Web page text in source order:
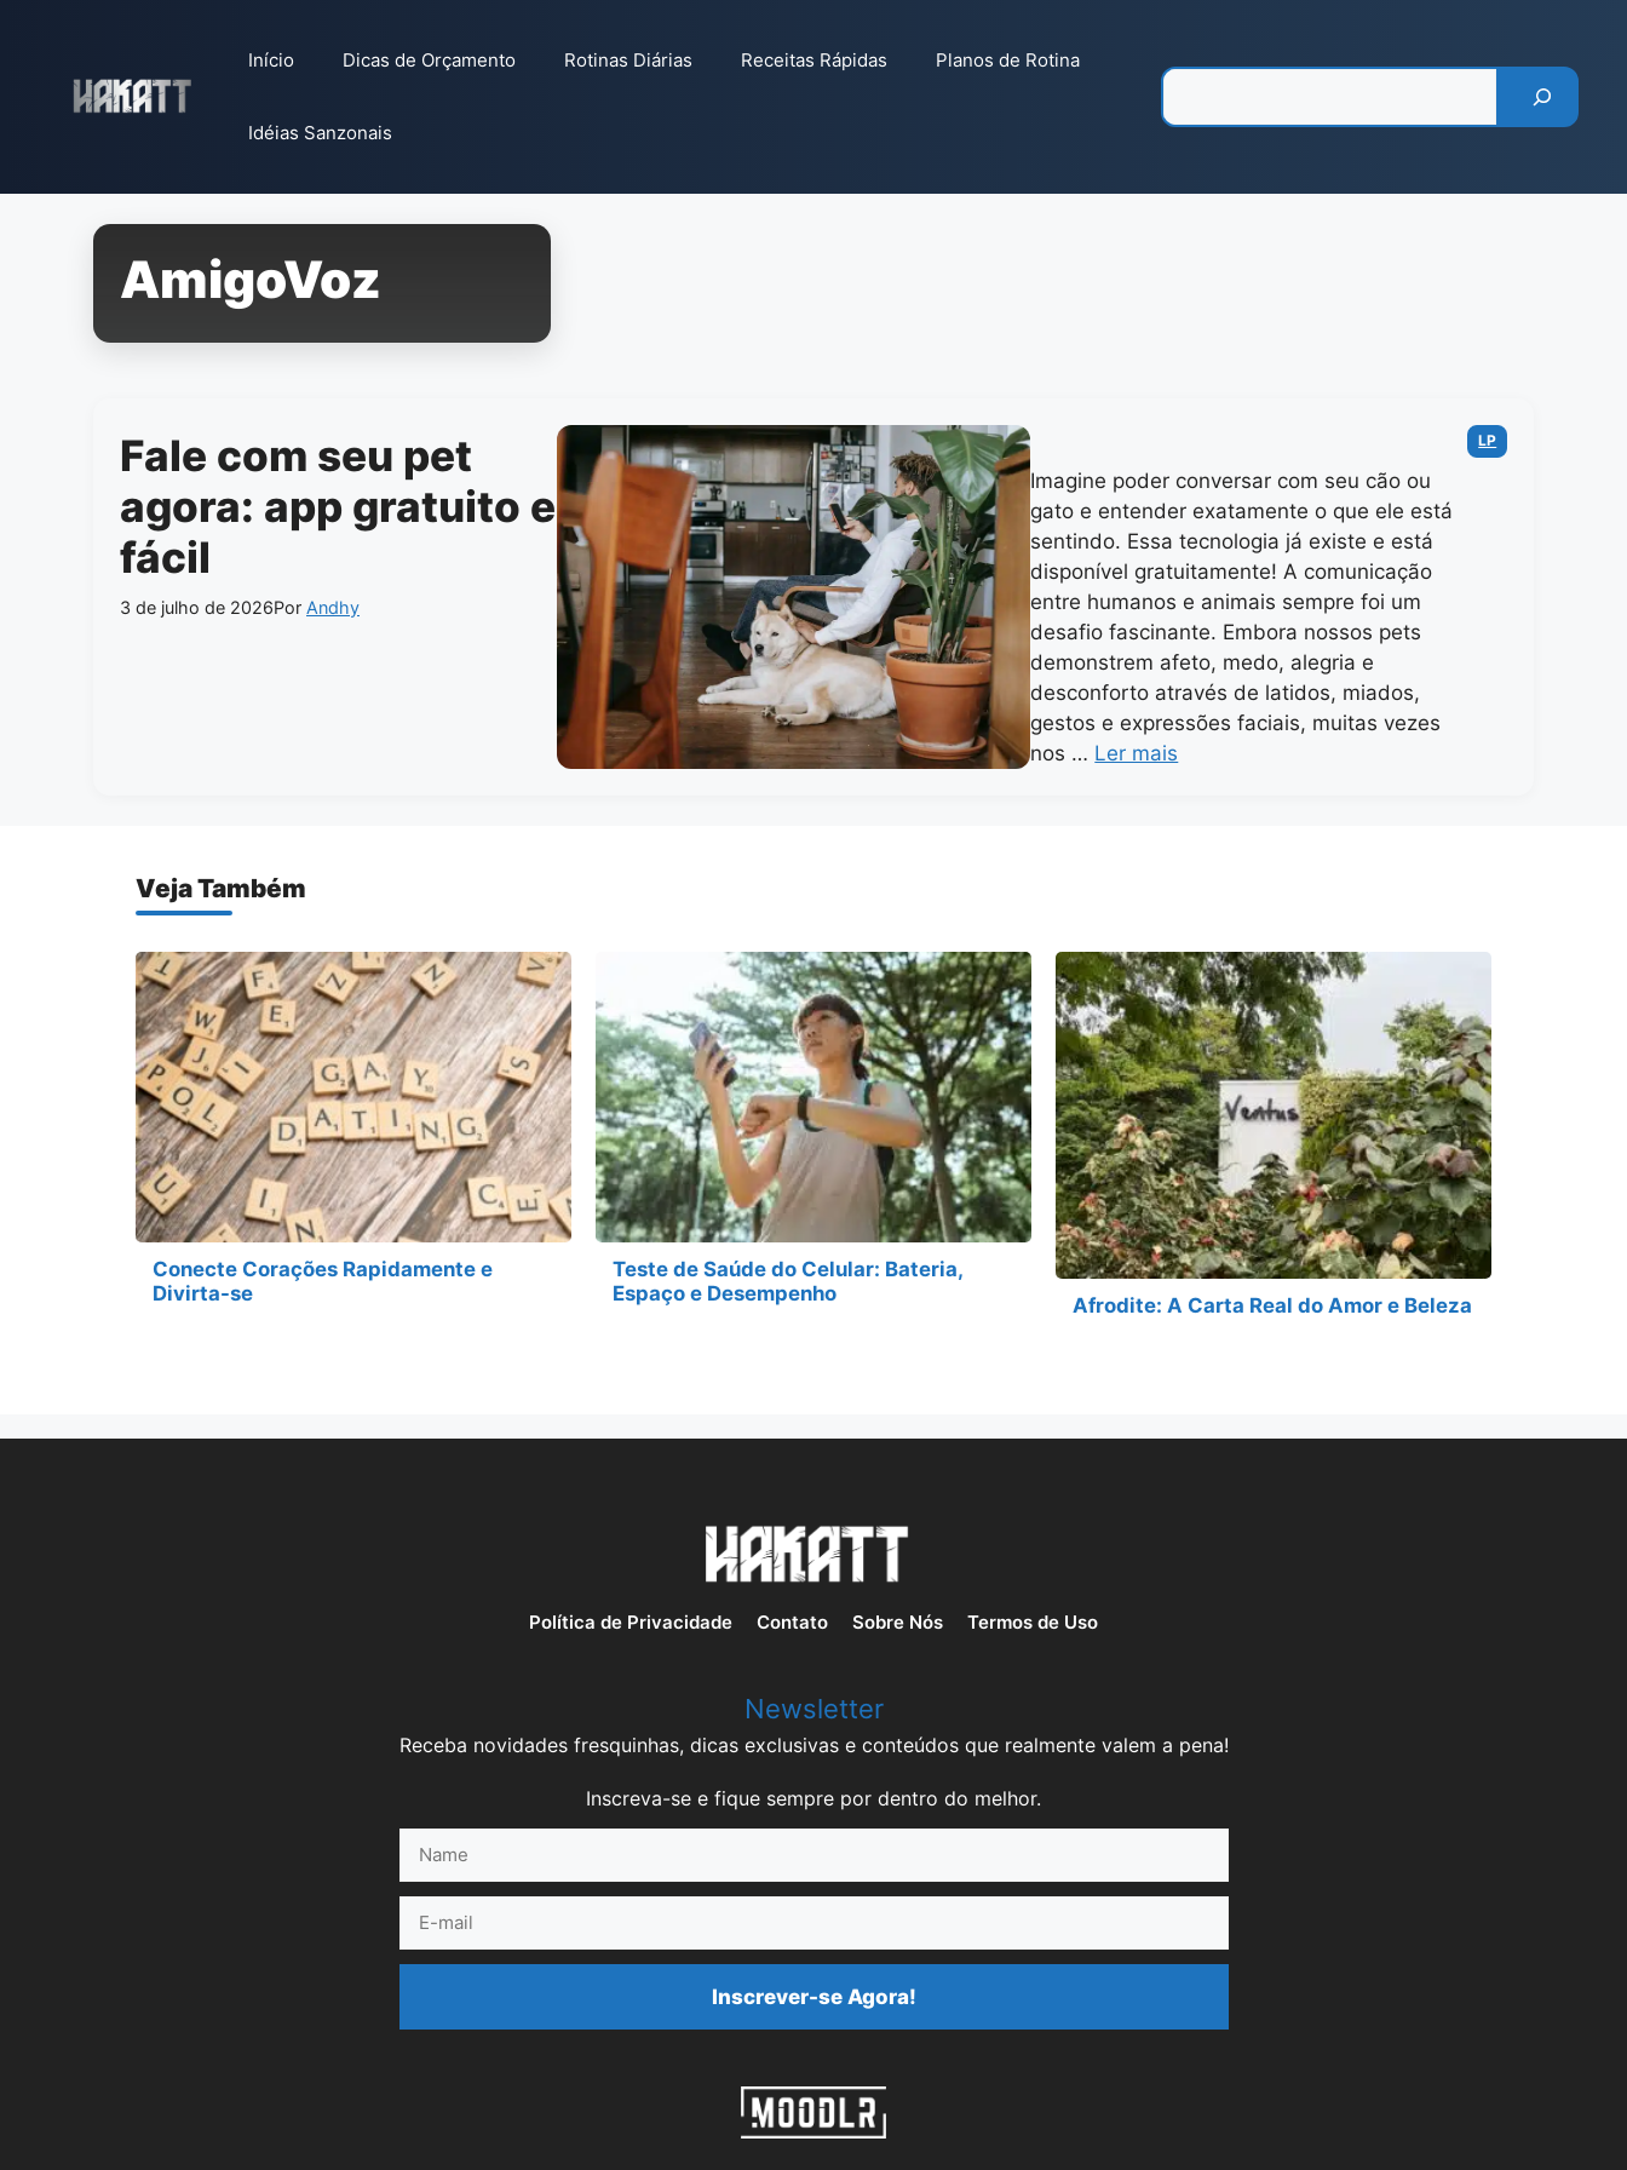
conteúdo
Início Dicas de Orçamento Rotinas Diárias Receitas Rápidas Planos de Rotina
Idéias Sanzonais
AmigoVoz
Fale com seu pet
agora: app gratuito e
fácil
3 de julho de 2026Por Andhy
Imagine poder conversar com seu cão ou
gato e entender exatamente o que ele está
sentindo. Essa tecnologia já existe e está
disponível gratuitamente! A comunicação
entre humanos e animais sempre foi um
desafio fascinante. Embora nossos pets
demonstrem afeto, medo, alegria e
desconforto através de latidos, miados,
gestos e expressões faciais, muitas vezes
nos … Ler mais
Categorias
LP
Veja Também
Conecte Corações Rapidamente e
Divirta-se
Teste de Saúde do Celular: Bateria,
Espaço e Desempenho
Afrodite: A Carta Real do Amor e Beleza
Política de Privacidade Contato Sobre Nós Termos de Uso
Newsletter
Receba novidades fresquinhas, dicas exclusivas e conteúdos que realmente valem a pena!
Inscreva-se e fique sempre por dentro do melhor.
mail
Inscrever-se Agora!